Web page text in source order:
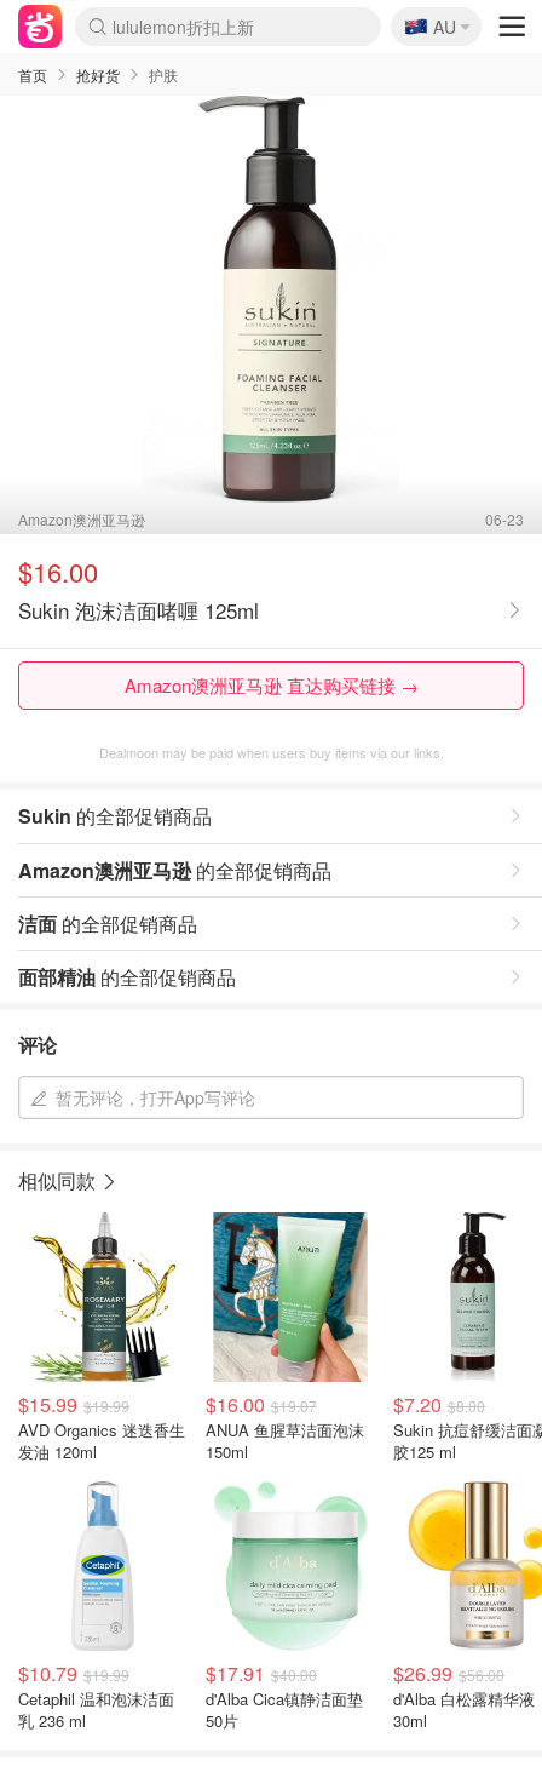
lululemon折扣上新
Sasa美妆护肤3.5折
SSENSE年中2.5折
FreshBeauty好价汇总
Cettire降价+叠9折
WWS Coles超市实拍
viagogo二手票捡漏
Myer超级周末
The Outnet奢牌1折起
David Jones 3折起
Flannels大牌1折
Perfumes Club护肤1折
AMIRO面罩$251
Amazon折扣汇总
eToro入金$200送$50
Amazon数码好物
ICONIC本周7.5折
ThedoubleF高奢地板价
Moose Knuckles 6折
丝芙兰5折起
EUFY摄像头$98
Selenichast首饰2折
Trip机票酒店促销
YSL送5件彩妆礼
Amazon家居好物
Amazon美妆护肤
雅漾大喷$8
过敏原检测盒$33
伊索独家赠50ml沐浴露
科颜氏高保湿面霜$29
SEALIFE海洋馆门票6折
丝塔芙大白罐$16
订阅Newsletter送香薰
Cult Beauty 6.8折
Harrods圣诞日历$525
LN-CC奢牌私促3折
d'Alba空姐喷雾$16
EVE LOM套装£56
Bernardelli独家4折
Adore Beauty 6折起
CT圣诞日历
Mytheresa奢品2.7折
Luxury Escapes 9折
Currentbody美容仪$881
MOON Garden Live
Roborock扫地机$649
Tingo Life水杯$24
Valentino官网5折
CR洗护套装$23
修丽可4件套$159
Myer彩妆2件7折
GANNI官网4.5折
Stylevana韩妆4折
Tessabit高奢8.5折
OGX洗发水$11
Amazon阿德莱德次日达
卡诗8.5折+赠礼
Philips Hue灯具8折
🇦🇺
AU
首页 抢好货 护肤
Amazon澳洲亚马逊 06-23
$16.00
Sukin 泡沫洁面啫喱 125ml
Amazon澳洲亚马逊 直达购买链接 →
Dealmoon may be paid when users buy items via our links.
Sukin 的全部促销商品
Amazon澳洲亚马逊的全部促销商品
洁面 的全部促销商品
面部精油 的全部促销商品
评论
暂无评论，打开App写评论
相似同款
$15.99 $19.99
AVD Organics 迷迭香生
发油 120ml
$16.00 $19.07
ANUA 鱼腥草洁面泡沫
150ml
$7.20 $8.00
Sukin 抗痘舒缓洁面
胶125 ml
$10.79 $19.99
Cetaphil 温和泡沫洁面
乳 236 ml
$17.91 $40.00
d'Alba Cica镇静洁面垫
50片
$26.99 $56.00
d'Alba 白松露精华液
30ml